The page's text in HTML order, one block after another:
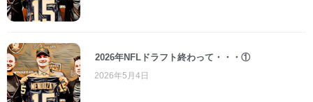
2026年NFLドラフト終わって・・・①
2026年5月4日